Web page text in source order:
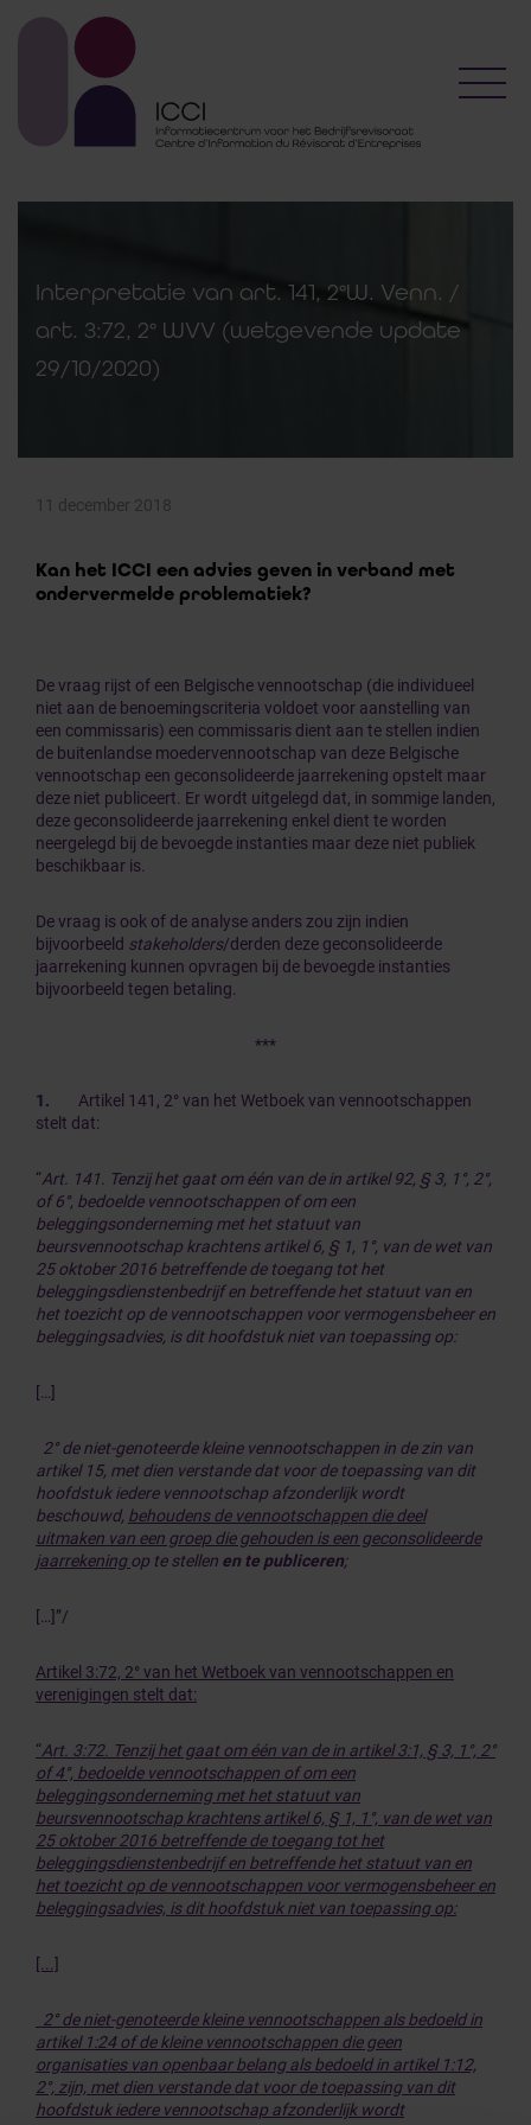
Interpretatie van art. 141, 2°W. Venn. /
art. 3:72, 2° WVV (wetgevende update
29/10/2020)
11 december 2018
Kan het ICCI een advies geven in verband met
ondervermelde problematiek?
De vraag rijst of een Belgische vennootschap (die individueel
niet aan de benoemingscriteria voldoet voor aanstelling van
een commissaris) een commissaris dient aan te stellen indien
de buitenlandse moedervennootschap van deze Belgische
vennootschap een geconsolideerde jaarrekening opstelt maar
deze niet publiceert. Er wordt uitgelegd dat, in sommige landen,
deze geconsolideerde jaarrekening enkel dient te worden
neergelegd bij de bevoegde instanties maar deze niet publiek
beschikbaar is.
De vraag is ook of de analyse anders zou zijn indien
bijvoorbeeld stakeholders/derden deze geconsolideerde
jaarrekening kunnen opvragen bij de bevoegde instanties
bijvoorbeeld tegen betaling.
***
1.
Artikel 141, 2° van het Wetboek van vennootschappen
stelt dat:
“Art. 141. Tenzij het gaat om één van de in artikel 92, § 3, 1°, 2°,
of 6°, bedoelde vennootschappen of om een
beleggingsonderneming met het statuut van
beursvennootschap krachtens artikel 6, § 1, 1°, van de wet van
25 oktober 2016 betreffende de toegang tot het
beleggingsdienstenbedrijf en betreffende het statuut van en
het toezicht op de vennootschappen voor vermogensbeheer en
beleggingsadvies, is dit hoofdstuk niet van toepassing op:
[…]
2° de niet-genoteerde kleine vennootschappen in de zin van
artikel 15, met dien verstande dat voor de toepassing van dit
hoofdstuk iedere vennootschap afzonderlijk wordt
beschouwd, behoudens de vennootschappen die deel
uitmaken van een groep die gehouden is een geconsolideerde
jaarrekeningop te stellen en te publiceren;
[…]”/
Artikel 3:72, 2° van het Wetboek van vennootschappen en
verenigingen stelt dat:
“Art. 3:72. Tenzij het gaat om één van de in artikel 3:1, § 3, 1°, 2°
of 4°, bedoelde vennootschappen of om een
beleggingsonderneming met het statuut van
beursvennootschap krachtens artikel 6, § 1, 1°, van de wet van
25 oktober 2016 betreffende de toegang tot het
beleggingsdienstenbedrijf en betreffende het statuut van en
het toezicht op de vennootschappen voor vermogensbeheer en
beleggingsadvies, is dit hoofdstuk niet van toepassing op:
[...]
2° de niet-genoteerde kleine vennootschappen als bedoeld in
artikel 1:24 of de kleine vennootschappen die geen
organisaties van openbaar belang als bedoeld in artikel 1:12,
2°, zijn, met dien verstande dat voor de toepassing van dit
hoofdstuk iedere vennootschap afzonderlijk wordt